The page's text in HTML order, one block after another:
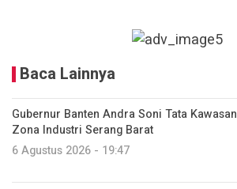
Baca Lainnya
Gubernur Banten Andra Soni Tata Kawasan
Zona Industri Serang Barat
6 Agustus 2026 - 19:47